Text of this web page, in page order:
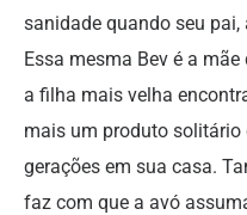
sanidade quando seu pai,
Essa mesma Bev é a
a filha mais velha
mais um produto solitário
gerações em sua casa.
faz com que a avó